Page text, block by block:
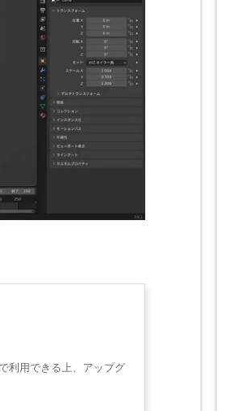
利用できる上、アップグ